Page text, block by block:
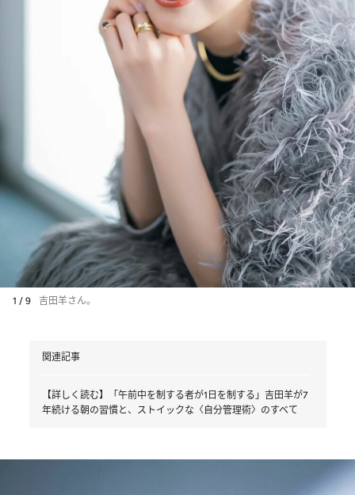
1 / 9 吉田羊さん。
関連記事
【詳しく読む】「午前中を制する者が1日を制する」吉田羊が7
年続ける朝の習慣と、ストイックな〈自分管理術〉のすべて